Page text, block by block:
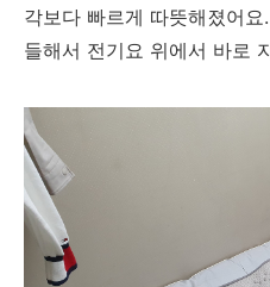
각보다 빠르게 따뜻해졌어
들해서 전기요 위에서 바로